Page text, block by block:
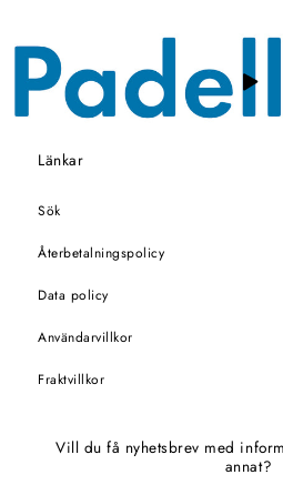
Länkar
Sök
Återbetalningspolicy
Data policy
Användarvillkor
Fraktvillkor
Vill du få nyhetsbrev med
annat?